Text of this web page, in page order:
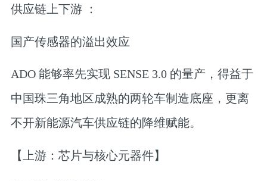
供应链上下游 ：
国产传感器的溢出效应
ADO 能够率先实现 SENSE 3.0 的量产，得益于
中国珠三角地区成熟的两轮车制造底座，更离
不开新能源汽车供应链的降维赋能。
【上游：芯片与核心元器件】